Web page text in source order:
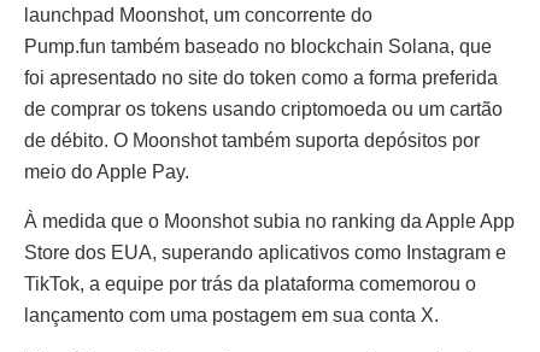
launchpad Moonshot, um concorrente do
Pump.fun também baseado no blockchain Solana, que
foi apresentado no site do token como a forma preferida
de comprar os tokens usando criptomoeda ou um cartão
de débito. O Moonshot também suporta depósitos por
meio do Apple Pay.
À medida que o Moonshot subia no ranking da Apple App
Store dos EUA, superando aplicativos como Instagram e
TikTok, a equipe por trás da plataforma comemorou o
lançamento com uma postagem em sua conta X.